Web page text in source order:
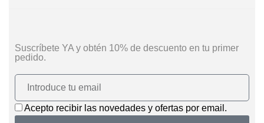
Suscríbete YA y obtén 10% de descuento en tu primer
pedido.
Acepto recibir las novedades y ofertas por email.